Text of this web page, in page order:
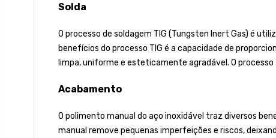
Solda
O processo de soldagem TIG (Tungsten Inert Gas) é
benefícios do processo TIG é a capacidade de
limpa, uniforme e esteticamente agradável. O
Acabamento
O polimento manual do aço inoxidável traz diversos
manual remove pequenas imperfeições e riscos,